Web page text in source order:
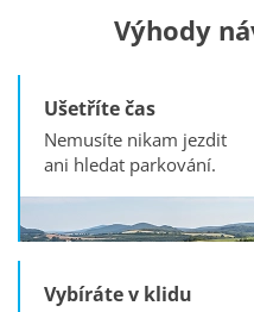
Výhody
Ušetříte čas
Nemusíte nikam jezdit
ani hledat parkování.
Vybíráte v klidu